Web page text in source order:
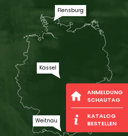
Kassel
Flensburg
Weitnau
ANMELDUNG
SCHAUTAG
KATALOG
BESTELLEN